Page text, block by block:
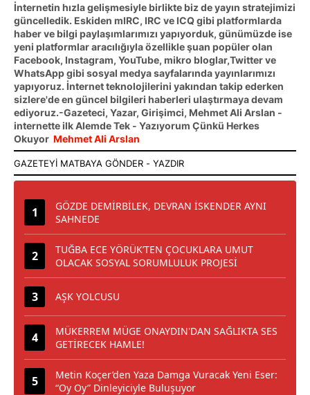
İnternetin hızla gelişmesiyle birlikte biz de yayın stratejimizi
güncelledik. Eskiden mIRC, IRC ve ICQ gibi platformlarda
haber ve bilgi paylaşımlarımızı yapıyorduk, günümüzde ise
yeni platformlar aracılığıyla özellikle şuan popüler olan
Facebook, Instagram, YouTube, mikro bloglar,Twitter ve
WhatsApp gibi sosyal medya sayfalarında yayınlarımızı
yapıyoruz. İnternet teknolojilerini yakından takip ederken
sizlere'de en güncel bilgileri haberleri ulaştırmaya devam
ediyoruz.-Gazeteci, Yazar, Girişimci, Mehmet Ali Arslan -
internette ilk Alemde Tek - Yazıyorum Çünkü Herkes
Okuyor Mehmet Ali Arslan
GÖZDE DEMİRBİLEK, DEVRAN İSKENDER AYNI
SAHNEDE
TUĞBA ECE YÖRÜK’TEN ÇOCUKLARA UMUT
OLACAK SOSYAL SORUMLULUK PROJESİ
AŞK YOLCUSU
MÜKERREM MÜGE ONAYDIN'DAN SAĞLIKTA SES
GETİRECEK HAMLE!
Metin Koçer’den Yaza Damga Vuracak Yeni Eser:
“Oy Oy” Dinleyiciyle Buluşuyor